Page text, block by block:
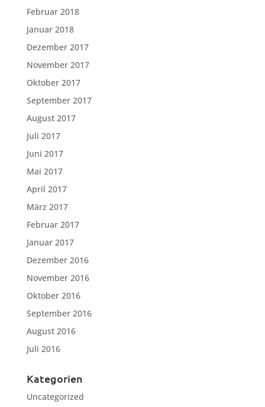
Februar 2018
Januar 2018
Dezember 2017
November 2017
Oktober 2017
September 2017
August 2017
Juli 2017
Juni 2017
Mai 2017
April 2017
März 2017
Februar 2017
Januar 2017
Dezember 2016
November 2016
Oktober 2016
September 2016
August 2016
Juli 2016
Kategorien
Uncategorized